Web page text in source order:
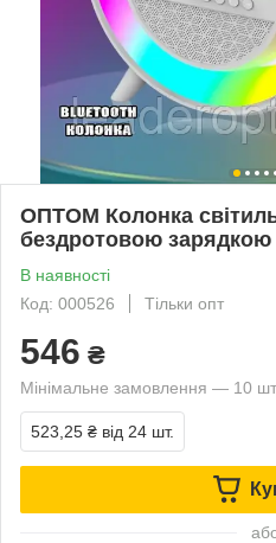
ОПТОМ Колонка
бездротовою зарядкою
В наявності
Код: 000526
Тільки опт
546 ₴
Мінімальне замовлення — 10 шт.
523,25 ₴ від 24 шт.